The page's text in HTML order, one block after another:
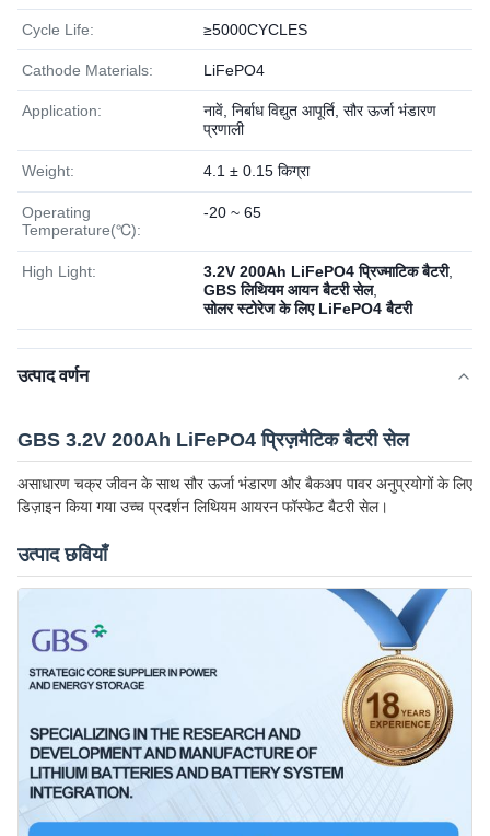
Cycle Life: ≥5000CYCLES
Cathode Materials: LiFePO4
Application:
नावें, निर्बाध विद्युत आपूर्ति, सौर ऊर्जा भंडारण
प्रणाली
Weight: 4.1 ± 0.15 किग्रा
Operating
Temperature(℃):
-20 ~ 65
High Light: 3.2V 200Ah LiFePO4 प्रिज्माटिक बैटरी,
GBS लिथियम आयन बैटरी सेल,
सोलर स्टोरेज के लिए LiFePO4 बैटरी
उत्पाद वर्णन
GBS 3.2V 200Ah LiFePO4 प्रिज़मैटिक बैटरी सेल
असाधारण चक्र जीवन के साथ सौर ऊर्जा भंडारण और बैकअप पावर अनुप्रयोगों के लिए
डिज़ाइन किया गया उच्च प्रदर्शन लिथियम आयरन फॉस्फेट बैटरी सेल।
उत्पाद छवियाँ